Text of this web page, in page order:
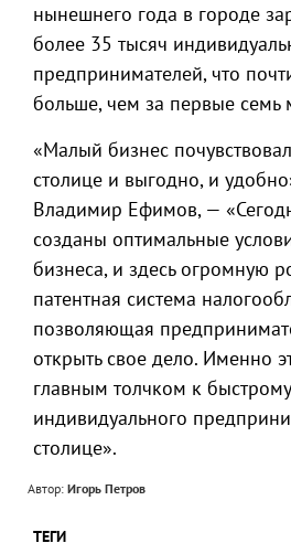
нынешнего года в городе
более 35 тысяч
предпринимателей, что
больше, чем за первые семь
«Малый бизнес
столице и выгодно, и
Владимир Ефимов, —
созданы оптимальные
бизнеса, и здесь огромную
патентная система
позволяющая
открыть свое дело. Именно
главным толчком к
индивидуального
столице».
Автор: Игорь Петров
ТЕГИ